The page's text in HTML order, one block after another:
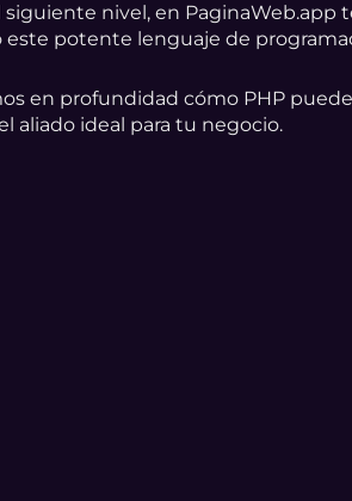
nivel, en PaginaWeb.app
potente lenguaje de
en profundidad cómo PHP
aliado ideal para tu negocio.